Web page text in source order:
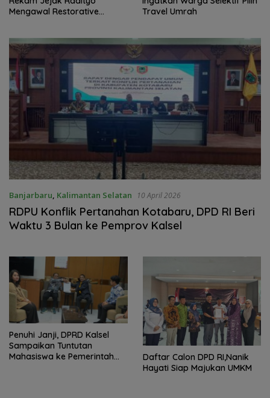
Mengawal Restorative
Travel Umrah
Banjarbaru, Kalimantan Selatan 10 April 2026
RDPU Konflik Pertanahan Kotabaru, DPD RI Beri
Waktu 3 Bulan ke Pemprov Kalsel
‎Penuhi Janji, DPRD Kalsel
Sampaikan Tuntutan
Mahasiswa ke Pemerintah
Daftar Calon DPD RI,Nanik
Hayati Siap Majukan UMKM